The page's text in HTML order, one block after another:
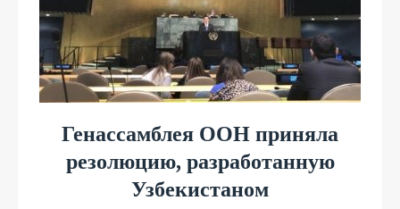
Генассамблея ООН приняла
резолюцию, разработанную
Узбекистаном